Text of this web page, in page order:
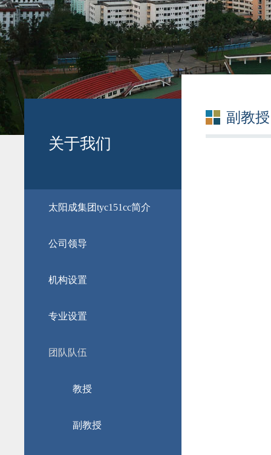
关于我们
​太阳成集团tyc151cc简介
公司领导
机构设置
专业设置
团队队伍
教授
副教授
副教授